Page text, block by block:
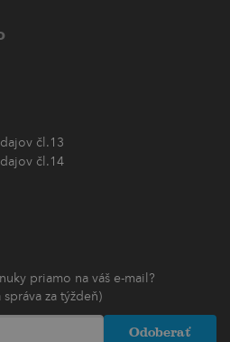
čl.13
čl.14
priamo na váš e-mail?
za týždeň)
Odoberať